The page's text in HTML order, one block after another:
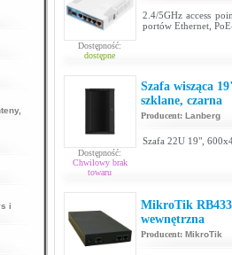
,
i
Dostępność:
dostępne
2.4/5GHz access
portów Ethernet,
Dostępność:
Chwilowy brak
towaru
Szafa wisząca
szklane, czarna
Producent: Lanberg
Szafa 22U 19",
MikroTik
wewnętrzna
Producent: MikroTik